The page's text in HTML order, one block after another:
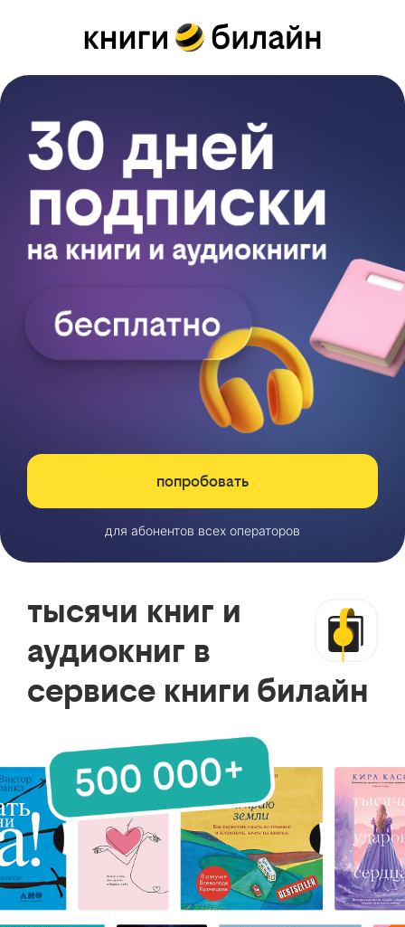
попробовать
для абонентов всех операторов
тысячи книг и
аудиокниг в
сервисе книги билайн